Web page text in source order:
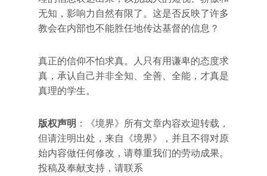
无知，影响力自然有限了。这是否反映了许多
教会在内部也不能胜任地传达基督的信息？
真正的信仰不怕求真。人只有用谦卑的态度求
真，承认自己并非全知、全善、全能，才真是
真理的学生。
版权声明 ：《境界》所有文章内容欢迎转载，
但请注明出处，来自《境界》，并且不得对原
始内容做任何修改，请尊重我们的劳动成果。
投稿及奉献支持，请联系